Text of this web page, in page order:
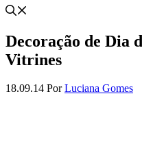
Decoração de Dia
Vitrines
18.09.14 PorLuciana Gomes